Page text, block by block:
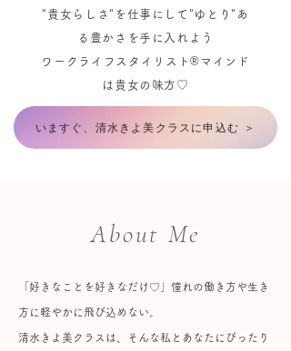
"貴女らしさ"を仕事にして"ゆとり"あ
る豊かさを手に入れよう
ワークライフスタイリスト®マインド
は貴女の味方♡
いますぐ、清水きよ美クラスに申込む ＞
About Me
「好きなことを好きなだけ♡」憧れの働き方や生き
方に軽やかに飛び込めない。
​清水きよ美クラスは、そんな私とあなたにぴったり